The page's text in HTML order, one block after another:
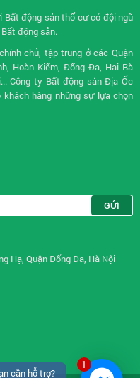
1
cần hỗ trợ?
Bất động sảnthổ cư có đội ngũ
động sản.
chủ, tập trung ở các Quận
Hoàn Kiếm, Đống Đa, Hai Bà
Công ty Bất động sản Địa Ốc
hàng những sự lựa chọn
Hạ, Quận Đống Đa, Hà Nội